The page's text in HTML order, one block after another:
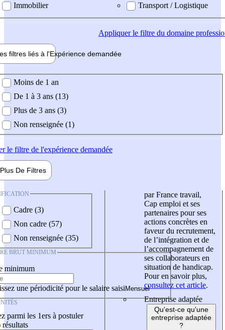
Immobilier
Transport / Logistique
Appliquerle filtre du domaine
filtres liés à l'Expérience demandée
demandée
Moins de 1 an
De 1 à 3 ans (13)
Plus de 3 ans (3)
Non renseignée (1)
le filtre de l'expérience demandée
Plus De Filtres
Cadre (3)
Non cadre (57)
Non renseignée (35)
BRUT MINIMUM
minimum
une périodicité pour le salaire saisi
parmi les 1ers à postuler
résultats
par France travail,
Cap emploi et ses
partenaires pour ses
actions concrètes en
faveur du recrutement,
de l’intégration et de
l’accompagnement de
ses collaborateurs en
situation de handicap.
Pour en savoir plus,
consultez cet article.
Entreprise adaptée
Qu'est-ce qu'une
entreprise adaptée
?